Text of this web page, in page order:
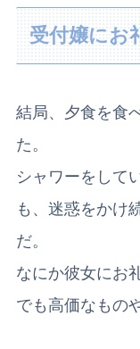
受付嬢にお
結局、夕食を食
た。
シャワーをして
も、迷惑をかけ
だ。
なにか彼女にお
でも高価なもの